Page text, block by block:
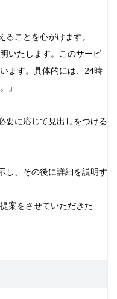
ことを心がけます。
いたします。このサービ
ます。具体的には、24時
」
要に応じて見出しをつける
し、その後に詳細を説明す
案をさせていただきた